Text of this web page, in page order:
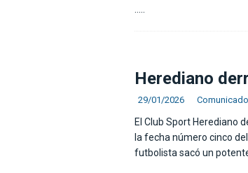
Herediano
29/01/2026
El Club Sport Herediano
la fecha número cinco
futbolista sacó un